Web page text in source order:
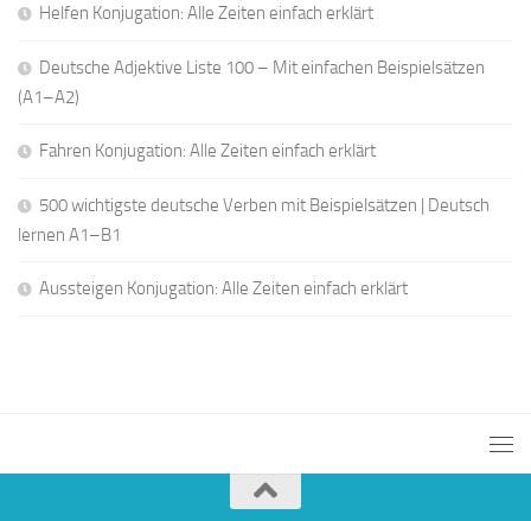
Helfen Konjugation: Alle Zeiten einfach erklärt
Deutsche Adjektive Liste 100 – Mit einfachen Beispielsätzen
(A1–A2)
Fahren Konjugation: Alle Zeiten einfach erklärt
500 wichtigste deutsche Verben mit Beispielsätzen | Deutsch
lernen A1–B1
Aussteigen Konjugation: Alle Zeiten einfach erklärt